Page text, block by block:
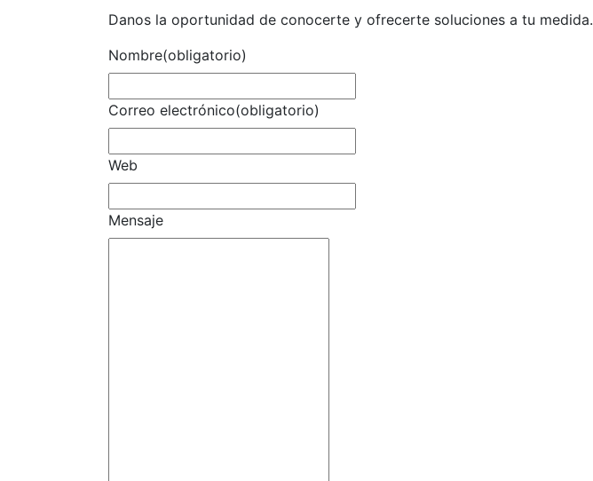
Danos la oportunidad de conocerte y ofrecerte soluciones a tu medida.
Nombre(obligatorio)
Correo electrónico(obligatorio)
Web
Mensaje